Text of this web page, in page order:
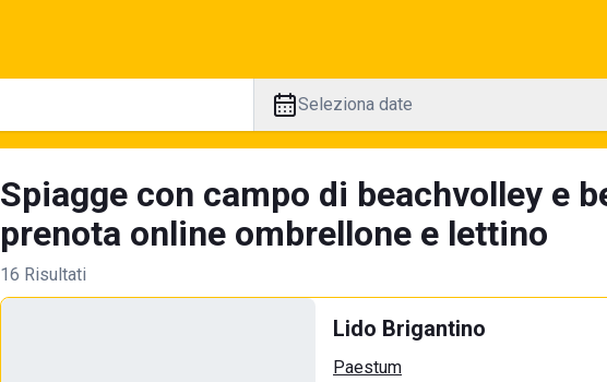
Seleziona date
Spiagge con campo di beachvolley e
prenota online ombrellone e lettino
16 Risultati
Lido Brigantino
Paestum